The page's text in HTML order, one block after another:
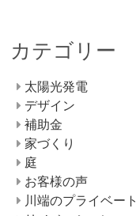
カテゴリー
太陽光発電
デザイン
補助金
家づくり
庭
お客様の声
川端のプライベート